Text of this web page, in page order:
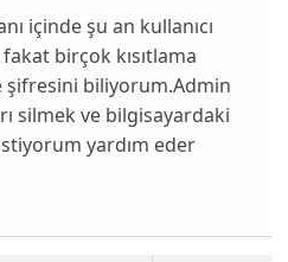
içinde şu an kullanıcı
birçok kısıtlama
şifresini biliyorum.Admin
silmek ve bilgisayardaki
yardım eder